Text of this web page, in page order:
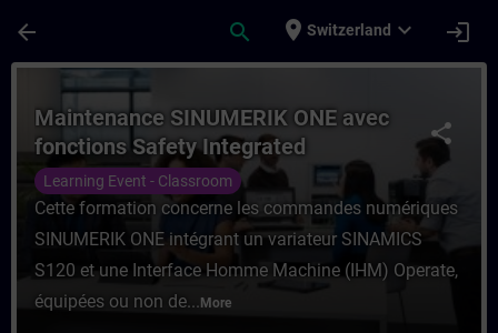
arrow_back search place Switzerland expand_more login
Course - Maintenance SINUMERIK
share
Maintenance SINUMERIK ONE avec
fonctions Safety Integrated
Learning Event - Classroom
Cette formation concerne les commandes numériques
SINUMERIK ONE intégrant un variateur SINAMICS
S120 et une Interface Homme Machine (IHM) Operate,
équipées ou non de... More